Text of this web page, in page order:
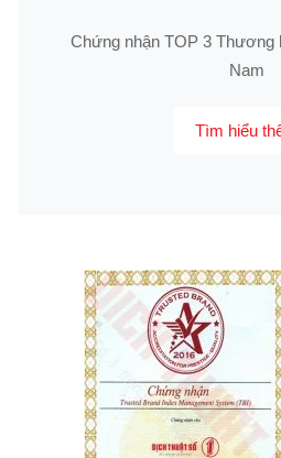
Chứng nhận TOP 3 Thương
Nam
Tìm hiểu